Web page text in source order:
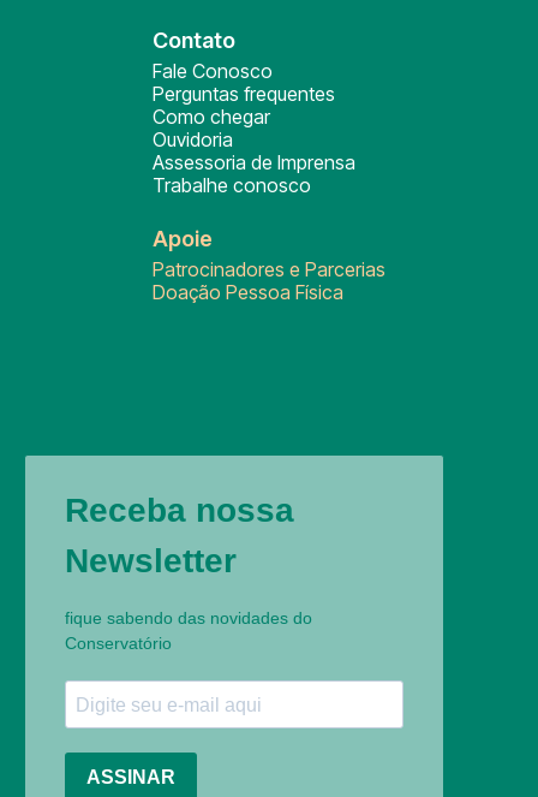
Contato
Fale Conosco
Perguntas frequentes
Como chegar
Ouvidoria
Assessoria de Imprensa
Trabalhe conosco
Apoie
Patrocinadores e Parcerias
Doação Pessoa Física